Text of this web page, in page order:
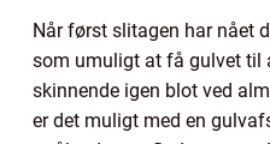
Når først slitagen har nået
som umuligt at få gulvet
skinnende igen blot ved
er det muligt med en